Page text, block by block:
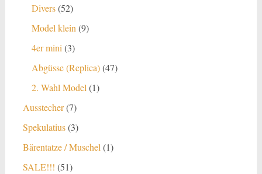
Divers 5252
Model klein 99
4er mini 33
Abgüsse (Replica) 4747
2. Wahl Model 11
Ausstecher 77
Spekulatius 33
Bärentatze / Muschel 11
SALE!!! 5151